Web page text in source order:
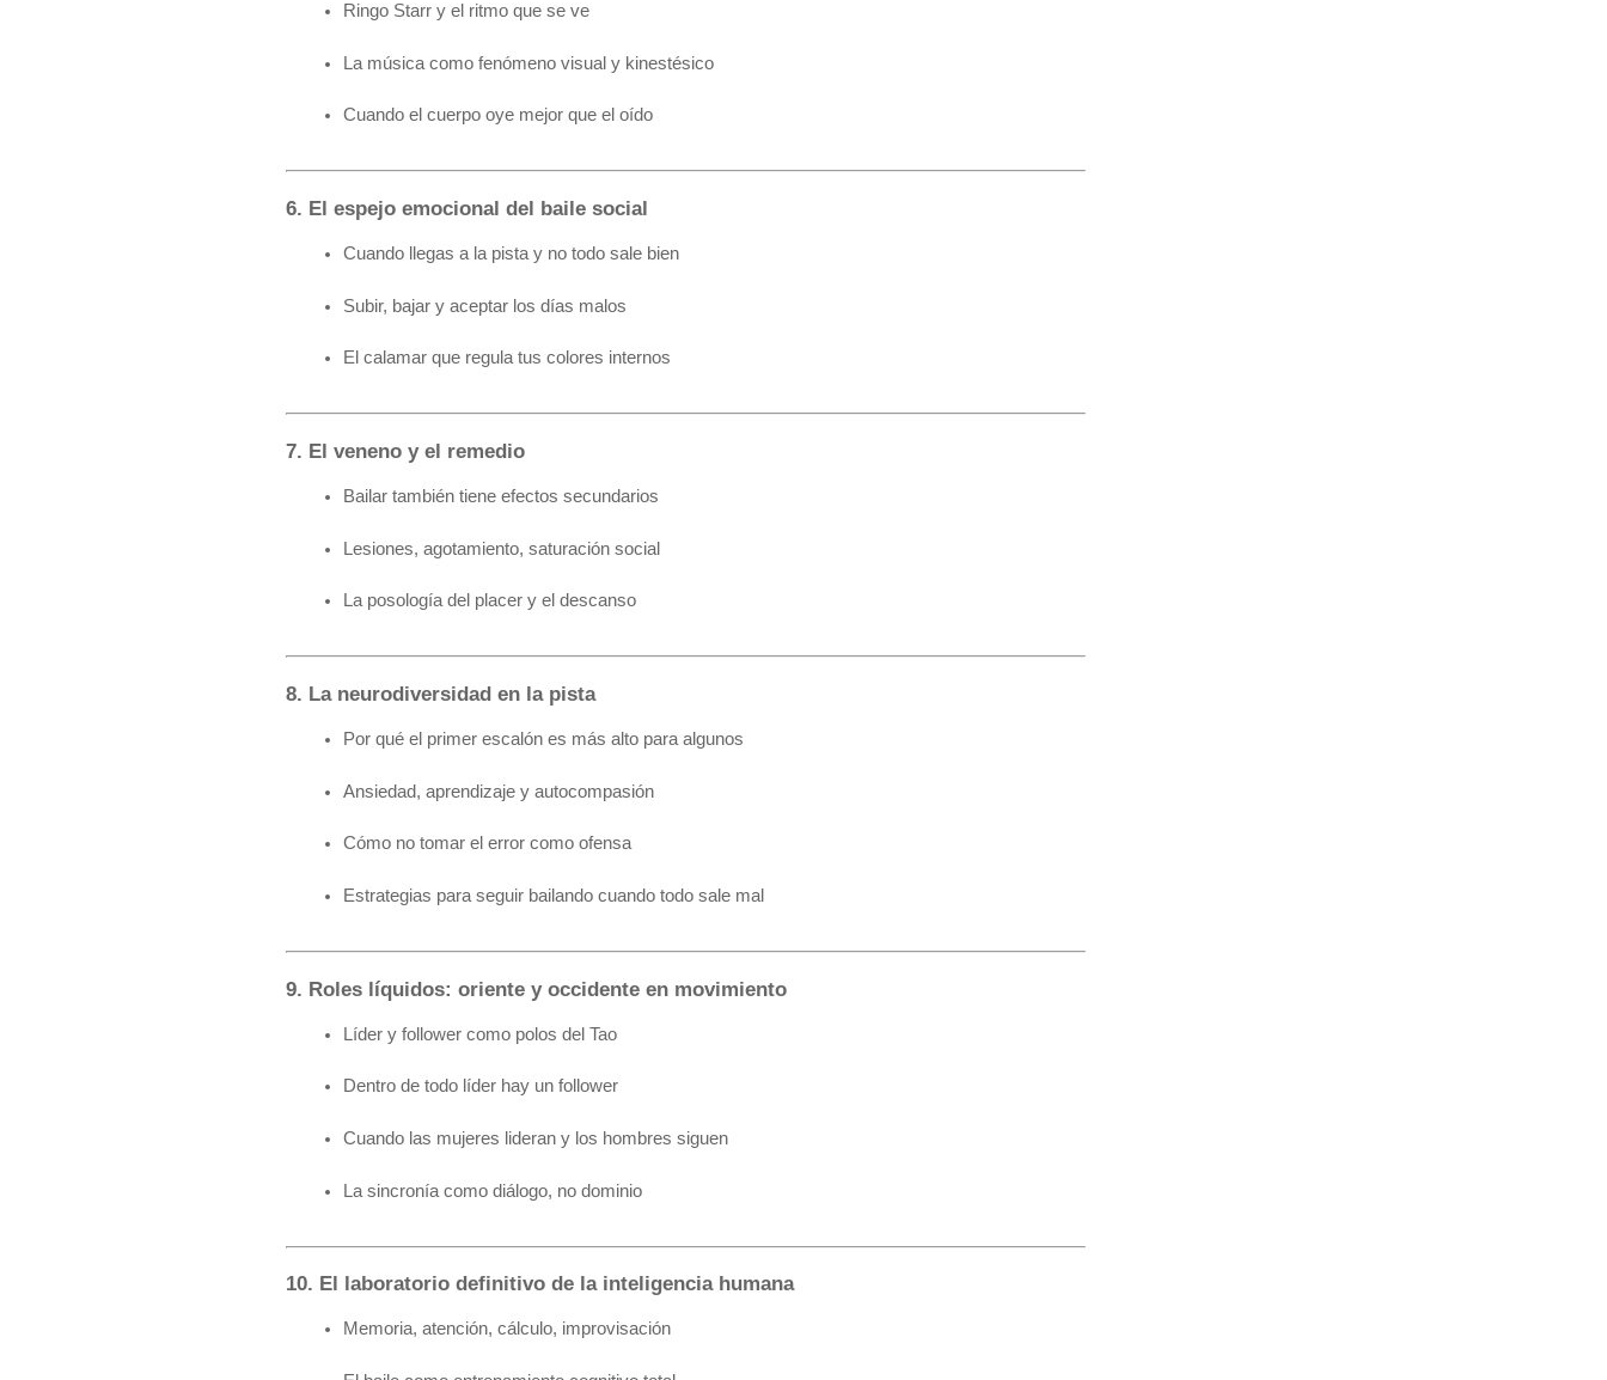
Ringo Starr y el ritmo que se ve
La música como fenómeno visual y kinestésico
Cuando el cuerpo oye mejor que el oído
6. El espejo emocional del baile social
Cuando llegas a la pista y no todo sale bien
Subir, bajar y aceptar los días malos
El calamar que regula tus colores internos
7. El veneno y el remedio
Bailar también tiene efectos secundarios
Lesiones, agotamiento, saturación social
La posología del placer y el descanso
8. La neurodiversidad en la pista
Por qué el primer escalón es más alto para algunos
Ansiedad, aprendizaje y autocompasión
Cómo no tomar el error como ofensa
Estrategias para seguir bailando cuando todo sale mal
9. Roles líquidos: oriente y occidente en movimiento
Líder y follower como polos del Tao
Dentro de todo líder hay un follower
Cuando las mujeres lideran y los hombres siguen
La sincronía como diálogo, no dominio
10. El laboratorio definitivo de la inteligencia humana
Memoria, atención, cálculo, improvisación